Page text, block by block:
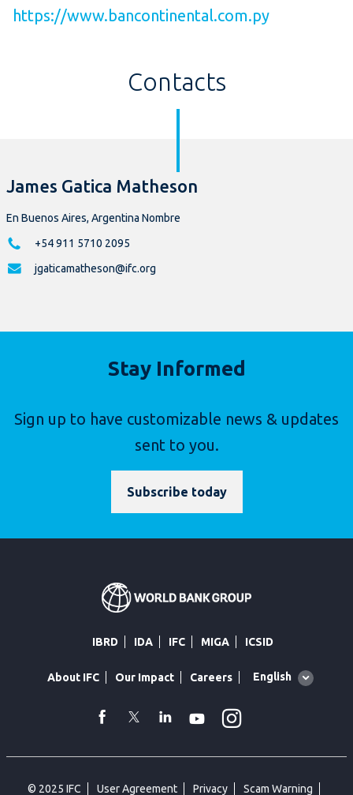
https://www.bancontinental.com.py
Contacts
James Gatica Matheson
En Buenos Aires, Argentina Nombre
+54 911 5710 2095
jgaticamatheson@ifc.org
Stay Informed
Sign up to have customizable news & updates
sent to you.
Subscribe today
IBRD IDA IFC MIGA ICSID
About IFC Our Impact Careers
Global
English
facebook
TwitterLinkedin
Youtube
© 2025 IFC User Agreement Privacy Scam Warning